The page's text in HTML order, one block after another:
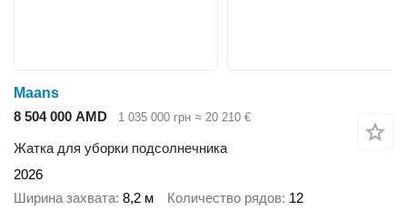
Maans
8 504 000 AMD
1 035 000 грн ≈ 20 210 €
Жатка для уборки подсолнечника
2026
Ширина захвата 8,2 м Количество рядов 12